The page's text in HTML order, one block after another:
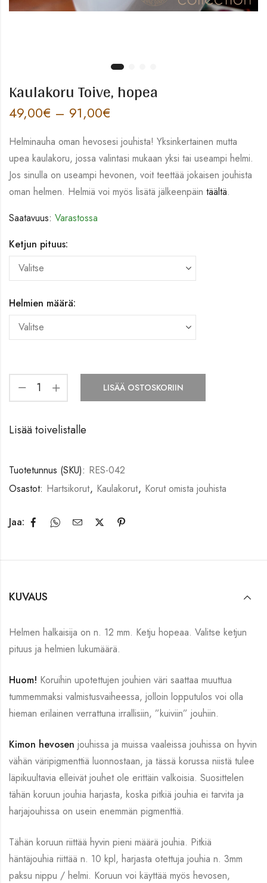
Kaulakoru Toive, hopea
49,00€ – 91,00€
Helminauha oman hevosesi jouhista! Yksinkertainen mutta
upea kaulakoru, jossa valintasi mukaan yksi tai useampi helmi.
Jos sinulla on useampi hevonen, voit teettää jokaisen jouhista
oman helmen. Helmiä voi myös lisätä jälkeenpäin täältä.
Saatavuus: Varastossa
Ketjun pituus:
Helmien määrä:
LISÄÄ OSTOSKORIIN
Lisää toivelistalle
Tuotetunnus (SKU): RES-042
Osastot: Hartsikorut, Kaulakorut, Korut omista jouhista
Jaa:
KUVAUS
Helmen halkaisija on n. 12 mm. Ketju hopeaa. Valitse ketjun
pituus ja helmien lukumäärä.
Huom! Koruihin upotettujen jouhien väri saattaa muuttua
tummemmaksi valmistusvaiheessa, jolloin lopputulos voi olla
hieman erilainen verrattuna irrallisiin, ”kuiviin” jouhiin.
Kimon hevosen jouhissa ja muissa vaaleissa jouhissa on hyvin
vähän väripigmenttiä luonnostaan, ja tässä korussa niistä tulee
läpikuultavia elleivät jouhet ole erittäin valkoisia. Suosittelen
tähän koruun jouhia harjasta, koska pitkiä jouhia ei tarvita ja
harjajouhissa on usein enemmän pigmenttiä.
Tähän koruun riittää hyvin pieni määrä jouhia. Pitkiä
häntäjouhia riittää n. 10 kpl, harjasta otettuja jouhia n. 3mm
paksu nippu / helmi. Koruun voi käyttää myös hevosen,